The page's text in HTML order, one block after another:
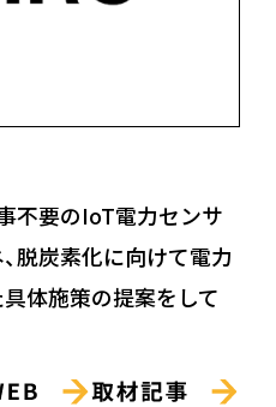
不要のIoT電力センサ
脱炭素化に向けて電力
体施策の提案をして